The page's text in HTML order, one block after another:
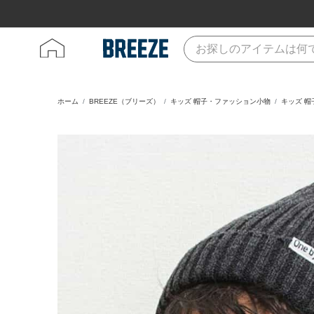
ホーム BREEZE（ブリーズ） キッズ 帽子・ファッション小物 キッズ 帽